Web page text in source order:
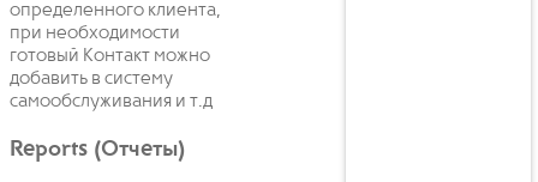
определенного клиента,
при необходимости
готовый Контакт можно
добавить в систему
самообслуживания и т.д
Reports (Отчеты)